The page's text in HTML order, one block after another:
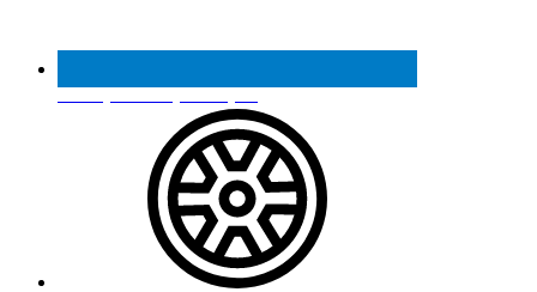
Реестр МинПромТорга